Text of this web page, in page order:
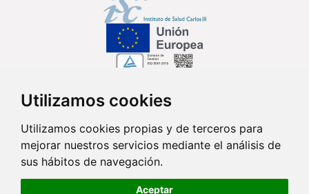
Utilizamos cookies
Utilizamos cookies propias y de terceros para
mejorar nuestros servicios mediante el análisis de
sus hábitos de navegación.
Aceptar
Síguenos en...
Contacto
Av. Monforte de Lemos, 3-5. Pabellón 11. Planta 0 28029 Madrid